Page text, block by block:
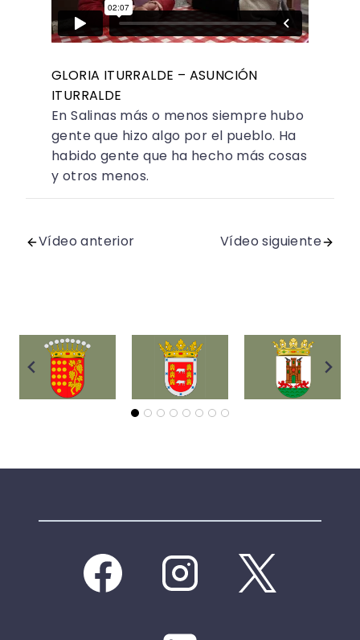
GLORIA ITURRALDE – ASUNCIÓN
ITURRALDE
En Salinas más o menos siempre hubo
gente que hizo algo por el pueblo. Ha
habido gente que ha hecho más cosas
y otros menos.
Vídeo anterior Vídeo siguiente